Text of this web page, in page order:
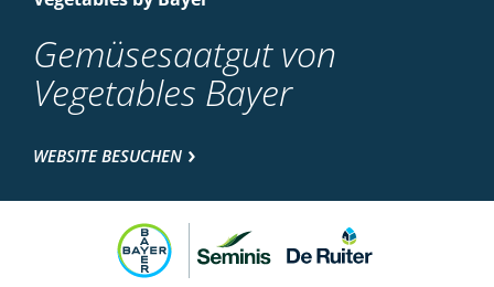
Gemüsesaatgut von
Vegetables Bayer
WEBSITE BESUCHEN